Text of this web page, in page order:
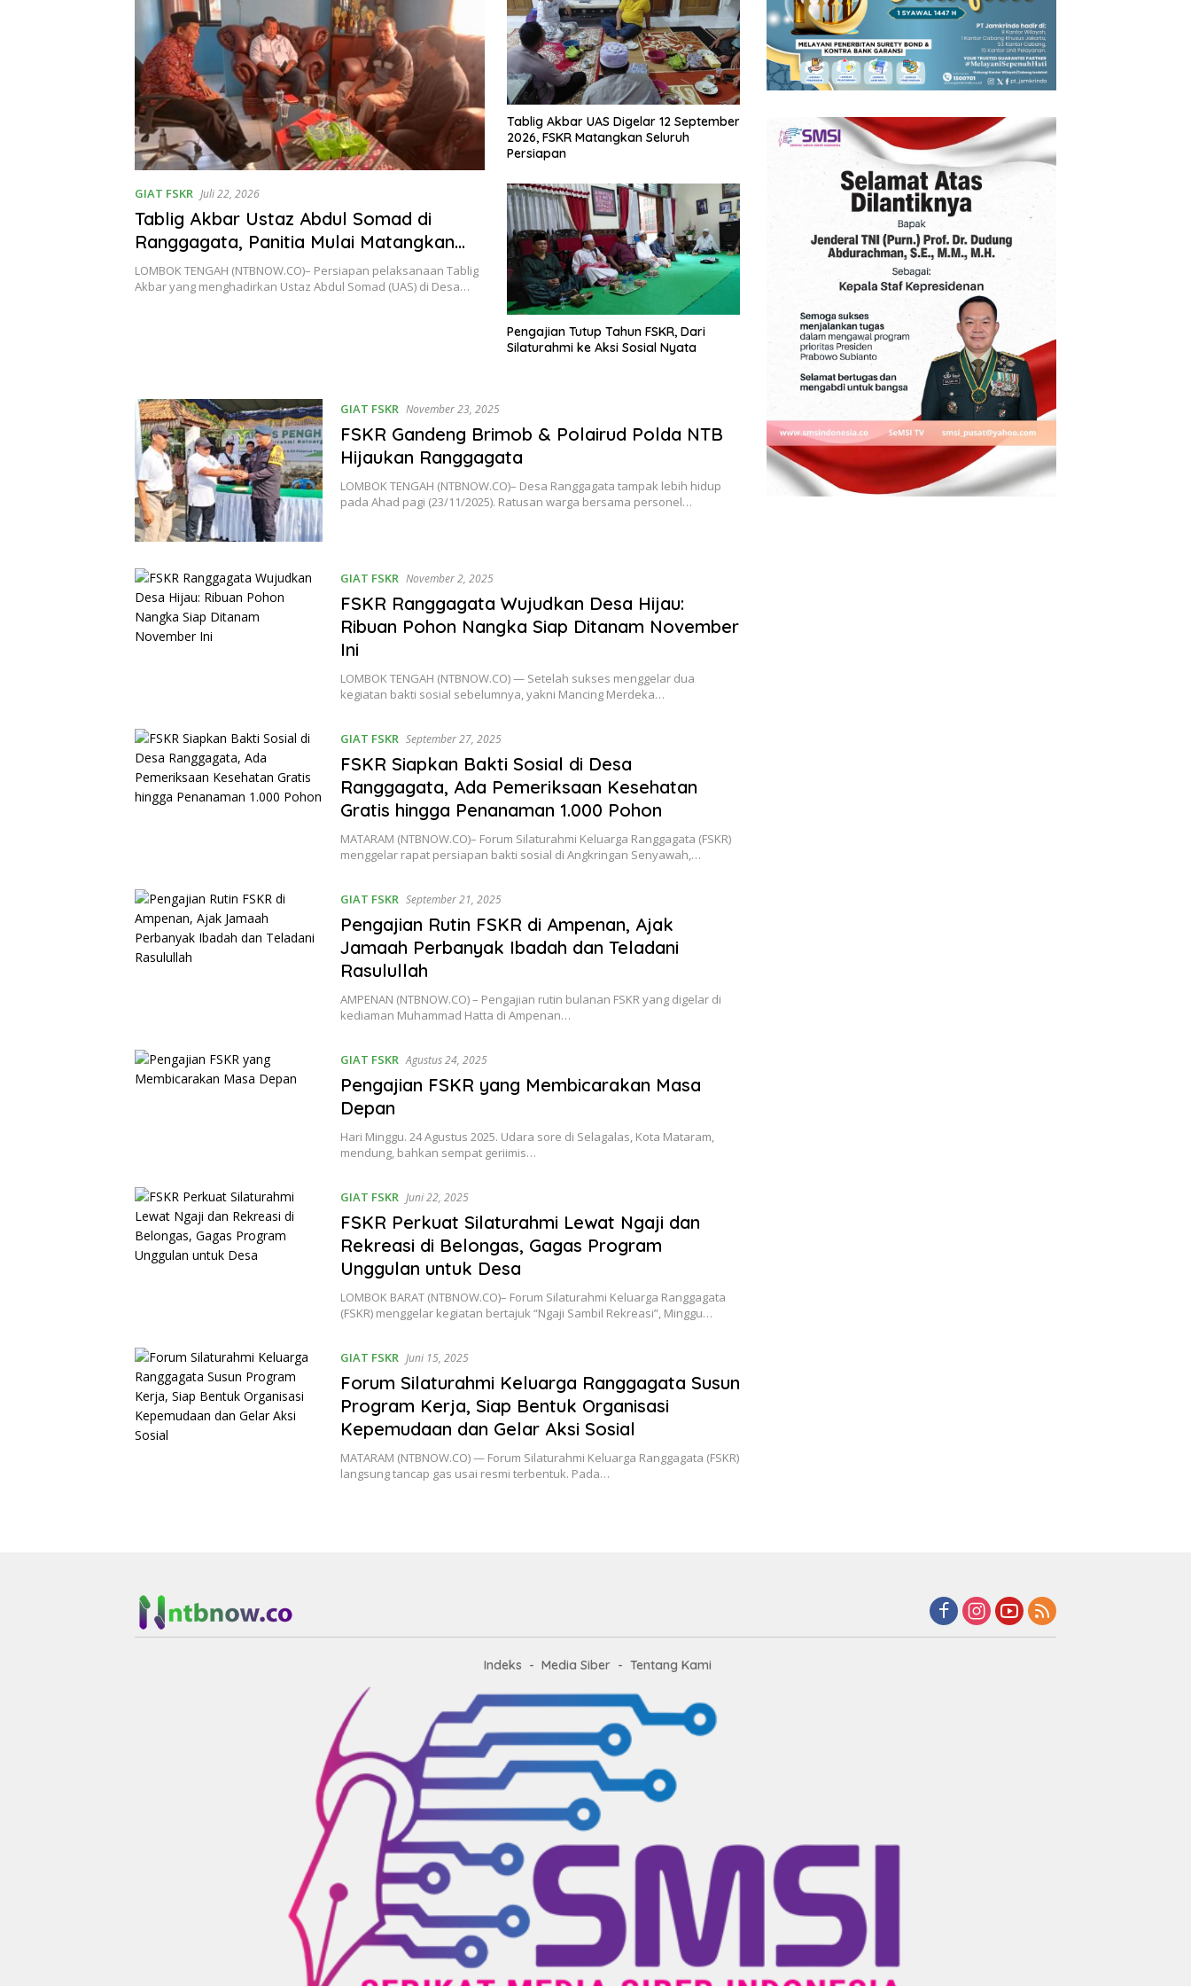
GIAT FSKR Juli 22, 2026
Tablig Akbar Ustaz Abdul Somad di
Ranggagata, Panitia Mulai Matangkan
Persiapan
LOMBOK TENGAH (NTBNOW.CO)– Persiapan pelaksanaan Tablig
Akbar yang menghadirkan Ustaz Abdul Somad (UAS) di Desa…
Tablig Akbar UAS Digelar 12 September
2026, FSKR Matangkan Seluruh
Persiapan
Pengajian Tutup Tahun FSKR, Dari
Silaturahmi ke Aksi Sosial Nyata
GIAT FSKR November 23, 2025
FSKR Gandeng Brimob & Polairud Polda NTB
Hijaukan Ranggagata
LOMBOK TENGAH (NTBNOW.CO)– Desa Ranggagata tampak lebih hidup
pada Ahad pagi (23/11/2025). Ratusan warga bersama personel…
GIAT FSKR November 2, 2025
FSKR Ranggagata Wujudkan Desa Hijau:
Ribuan Pohon Nangka Siap Ditanam November
Ini
LOMBOK TENGAH (NTBNOW.CO) — Setelah sukses menggelar dua
kegiatan bakti sosial sebelumnya, yakni Mancing Merdeka…
GIAT FSKR September 27, 2025
FSKR Siapkan Bakti Sosial di Desa
Ranggagata, Ada Pemeriksaan Kesehatan
Gratis hingga Penanaman 1.000 Pohon
MATARAM (NTBNOW.CO)– Forum Silaturahmi Keluarga Ranggagata (FSKR)
menggelar rapat persiapan bakti sosial di Angkringan Senyawah,…
GIAT FSKR September 21, 2025
Pengajian Rutin FSKR di Ampenan, Ajak
Jamaah Perbanyak Ibadah dan Teladani
Rasulullah
AMPENAN (NTBNOW.CO) – Pengajian rutin bulanan FSKR yang digelar di
kediaman Muhammad Hatta di Ampenan…
GIAT FSKR Agustus 24, 2025
Pengajian FSKR yang Membicarakan Masa
Depan
Hari Minggu. 24 Agustus 2025. Udara sore di Selagalas, Kota Mataram,
mendung, bahkan sempat geriimis…
GIAT FSKR Juni 22, 2025
FSKR Perkuat Silaturahmi Lewat Ngaji dan
Rekreasi di Belongas, Gagas Program
Unggulan untuk Desa
LOMBOK BARAT (NTBNOW.CO)– Forum Silaturahmi Keluarga Ranggagata
(FSKR) menggelar kegiatan bertajuk “Ngaji Sambil Rekreasi”, Minggu…
GIAT FSKR Juni 15, 2025
Forum Silaturahmi Keluarga Ranggagata Susun
Program Kerja, Siap Bentuk Organisasi
Kepemudaan dan Gelar Aksi Sosial
MATARAM (NTBNOW.CO) — Forum Silaturahmi Keluarga Ranggagata (FSKR)
langsung tancap gas usai resmi terbentuk. Pada…
Indeks Media Siber Tentang Kami